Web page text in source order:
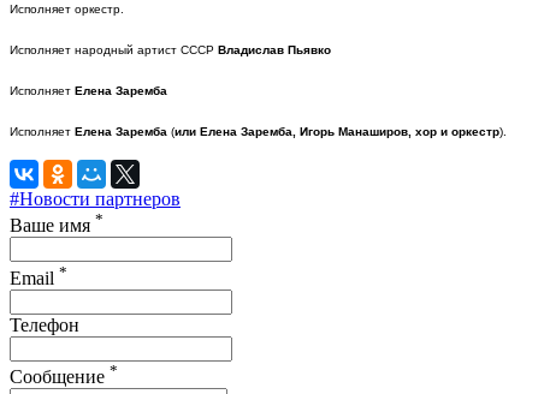
Исполняет оркестр.
Исполняет народный артист СССР Владислав Пьявко
Исполняет Елена Заремба
Исполняет Елена Заремба (или Елена Заремба, Игорь Манаширов, хор и оркестр).
#Новости партнеров
Ваше имя *
Email *
Телефон
Сообщение *